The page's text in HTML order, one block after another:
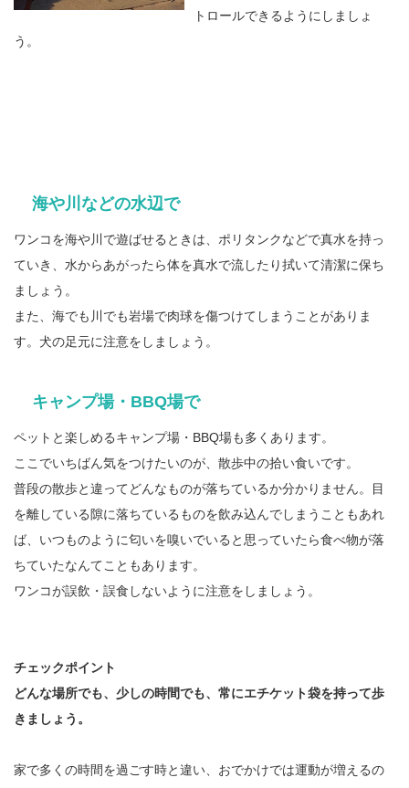
トロールできるようにしましょ
う。
海や川などの水辺で
ワンコを海や川で遊ばせるときは、ポリタンクなどで真水を持っ
ていき、水からあがったら体を真水で流したり拭いて清潔に保ち
ましょう。
また、海でも川でも岩場で肉球を傷つけてしまうことがありま
す。犬の足元に注意をしましょう。
キャンプ場・BBQ場で
ペットと楽しめるキャンプ場・BBQ場も多くあります。
ここでいちばん気をつけたいのが、散歩中の拾い食いです。
普段の散歩と違ってどんなものが落ちているか分かりません。目
を離している隙に落ちているものを飲み込んでしまうこともあれ
ば、いつものように匂いを嗅いでいると思っていたら食べ物が落
ちていたなんてこともあります。
ワンコが誤飲・誤食しないように注意をしましょう。
チェックポイント
どんな場所でも、少しの時間でも、常にエチケット袋を持って歩
きましょう。
家で多くの時間を過ごす時と違い、おでかけでは運動が増えるの